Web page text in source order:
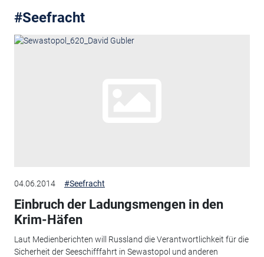
#Seefracht
04.06.2014 #Seefracht
Einbruch der Ladungsmengen in den
Krim-Häfen
Laut Medienberichten will Russland die Verantwortlichkeit für die
Sicherheit der Seeschifffahrt in Sewastopol und anderen